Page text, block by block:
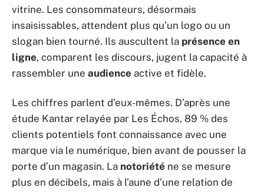
vitrine. Les consommateurs, désormais
insaisissables, attendent plus qu’un logo ou un
slogan bien tourné. Ils auscultent la présence en
ligne, comparent les discours, jugent la capacité à
rassembler une audience active et fidèle.
Les chiffres parlent d’eux-mêmes. D’après une
étude Kantar relayée par Les Échos, 89 % des
clients potentiels font connaissance avec une
marque via le numérique, bien avant de pousser la
porte d’un magasin. La notoriété ne se mesure
plus en décibels, mais à l’aune d’une relation de